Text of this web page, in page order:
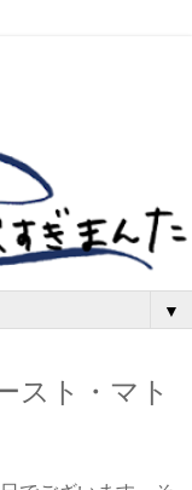
▼
スト・マト